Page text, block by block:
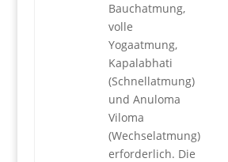
Bauchatmung,
volle
Yogaatmung,
Kapalabhati
(Schnellatmung)
und Anuloma
Viloma
(Wechselatmung)
erforderlich. Die